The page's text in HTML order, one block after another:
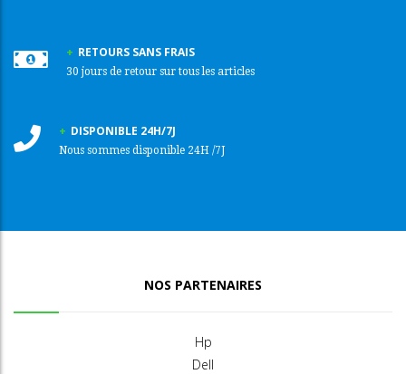
RETOURS SANS FRAIS
30 jours de retour sur tous les articles
DISPONIBLE 24H/7J
Nous sommes disponible 24H /7J
NOS PARTENAIRES
Hp
Dell